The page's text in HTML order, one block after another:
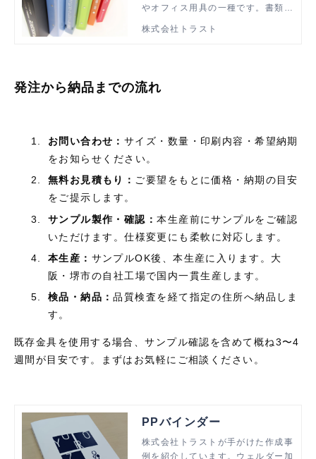
やオフィス用具の一種です。書類を
います。この記事では、バインダー
株式会社トラスト
発注から納品までの流れ
1. お問い合わせ： サイズ・数量・印刷内容・希望納期
をお知らせください。
2.
無料お見積もり： ご要望をもとに価格・納期の目安
をご提示します。
3.
サンプル製作・確認：本生産前にサンプルをご確認
いただけます。仕様変更にも柔軟に対応します。
4.
本生産： サンプルOK後、本生産に入ります。大
阪・堺市の自社工場で国内一貫生産します。
5.
検品・納品：品質検査を経て指定の住所へ納品しま
す。
既存金具を使用する場合、サンプル確認を含めて概ね3〜4
週間が目安です。まずはお気軽にご相談ください。
PPバインダー
株式会社トラストが手がけた作成事
例を紹介しています。ウェルダー加